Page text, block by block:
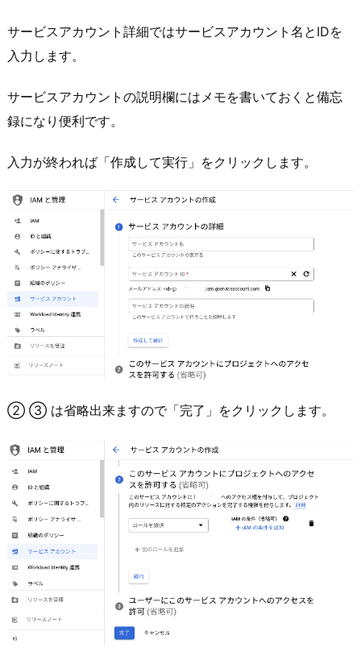
サービスアカウント詳細ではサービスアカウント名とIDを
入力します。
サービスアカウントの説明欄にはメモを書いておくと備忘
録になり便利です。
入力が終われば「作成して実行」をクリックします。
② ③ は省略出来ますので「完了」をクリックします。